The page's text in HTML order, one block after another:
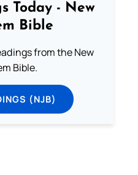
Today - New
Bible
from the New
Bible.
(NJB)